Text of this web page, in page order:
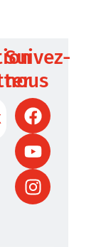
Suivez-
nous